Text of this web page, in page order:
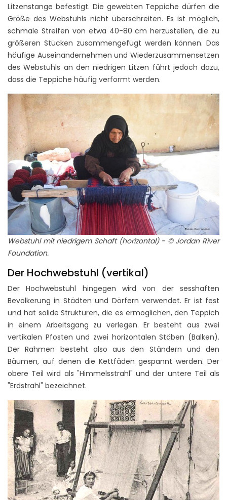
Litzenstange befestigt. Die gewebten Teppiche dürfen die
Größe des Webstuhls nicht überschreiten. Es ist möglich,
schmale Streifen von etwa 40-80 cm herzustellen, die zu
größeren Stücken zusammengefügt werden können. Das
häufige Auseinandernehmen und Wiederzusammensetzen
des Webstuhls an den niedrigen Litzen führt jedoch dazu,
dass die Teppiche häufig verformt werden.
Webstuhl mit niedrigem Schaft (horizontal) - © Jordan River
Foundation.
Der Hochwebstuhl (vertikal)
Der Hochwebstuhl hingegen wird von der sesshaften
Bevölkerung in Städten und Dörfern verwendet. Er ist fest
und hat solide Strukturen, die es ermöglichen, den Teppich
in einem Arbeitsgang zu verlegen. Er besteht aus zwei
vertikalen Pfosten und zwei horizontalen Stäben (Balken).
Der Rahmen besteht also aus den Ständern und den
Bäumen, auf denen die Kettfäden gespannt werden. Der
obere Teil wird als "Himmelsstrahl" und der untere Teil als
"Erdstrahl" bezeichnet.